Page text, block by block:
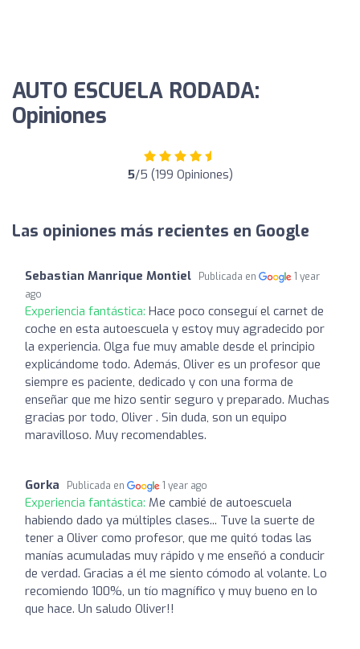
AUTO ESCUELA RODADA:
Opiniones
5/5 (199 Opiniones)
Las opiniones más recientes en Google
Sebastian Manrique Montiel Publicada en
1 year
ago
Experiencia fantástica: Hace poco conseguí el carnet de
coche en esta autoescuela y estoy muy agradecido por
la experiencia. Olga fue muy amable desde el principio
explicándome todo. Además, Oliver es un profesor que
siempre es paciente, dedicado y con una forma de
enseñar que me hizo sentir seguro y preparado. Muchas
gracias por todo, Oliver . Sin duda, son un equipo
maravilloso. Muy recomendables.
Gorka Publicada en 1 year ago
Experiencia fantástica: Me cambié de autoescuela
habiendo dado ya múltiples clases... Tuve la suerte de
tener a Oliver como profesor, que me quitó todas las
manías acumuladas muy rápido y me enseñó a conducir
de verdad. Gracias a él me siento cómodo al volante. Lo
recomiendo 100%, un tío magnífico y muy bueno en lo
que hace. Un saludo Oliver!!